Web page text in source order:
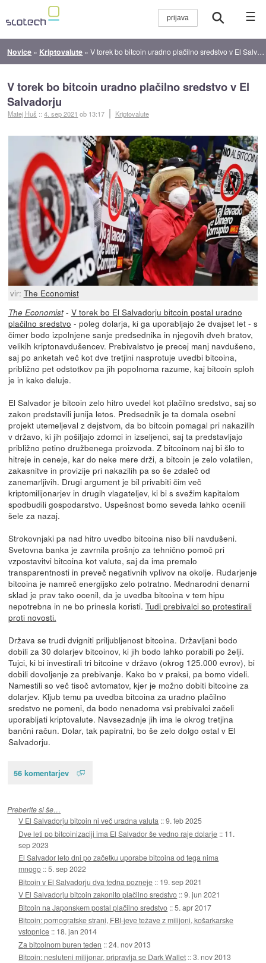
☰
Novice » Kriptovalute »V torek bo bitcoin uradno plačilno sredstvo v El Salvadorju
V torek bo bitcoin uradno plačilno sredstvo v El
Salvadorju
Matej Huš ::4. sep 2021 ob 13:17 Kriptovalute
vir: The Economist
The Economist- V torek bo El Salvadorju bitcoin postal uradno
plačilno sredstvo - poleg dolarja, ki ga uporabljajo že dvajset let - s
čimer bodo izpolnjene sanje predsednika in njegovih dveh bratov,
velikih kriptonavdušencev. Prebivalstvo je precej manj navdušeno,
saj po anketah več kot dve tretjini nasprotuje uvedbi bitcoina,
približno pet odstotkov pa jih popolnoma razume, kaj bitcoin sploh
je in kako deluje.
El Salvador je bitcoin zelo hitro uvedel kot plačilno sredstvo, saj so
zakon predstavili junija letos. Predsednik je ta domala osebni
projekt utemeljeval z dejstvom, da bo bitcoin pomagal pri nakazilih
v državo, ki jih pošiljajo zdomci in izseljenci, saj ta predstavljajo
približno petino družbenega proizvoda. Z bitcoinom naj bi šlo to
hitreje in ceneje, kar do neke mere drži, a bitcoin je zelo volatilen,
zakasnitve in provizije pri nakazilih pa so še zdaleč od
zanemarljivih. Drugi argument je bil privabiti čim več
kriptomilijonarjev in drugih vlagateljev, ki bi s svežim kapitalom
spodbudili gospodarstvo. Uspešnost bomo seveda lahko ocenili
šele za nazaj.
Strokovnjaki pa nad hitro uvedbo bitcoina niso bili navdušeni.
Svetovna banka je zavrnila prošnjo za tehnično pomoč pri
vzpostavitvi bitcoina kot valute, saj da ima premalo
transparentnosti in preveč negativnih vplivov na okolje. Rudarjenje
bitcoina je namreč energijsko zelo potratno. Mednarodni denarni
sklad je prav tako ocenil, da je uvedba bitcoina v tem hipu
nepotrebna in ne bo prinesla koristi. Tudi prebivalci so protestirali
proti novosti.
Država se trudi dvigniti priljubljenost bitcoina. Državljani bodo
dobili za 30 dolarjev bitcoinov, ki jih bodo lahko porabili po želji.
Tujci, ki bi investirali tri bitcoine v državo (okrog 125.000 evrov), bi
dobili dovoljenje za prebivanje. Kako bo v praksi, pa bomo videli.
Namestili so več tisoč avtomatov, kjer je možno dobiti bitcoine za
dolarjev. Kljub temu pa uvedba bitcoina za uradno plačilno
sredstvo ne pomeni, da bodo nenadoma vsi prebivalci začeli
uporabljati kriptovalute. Navsezadnje jih ima le okrog tretjina
bančni račun. Dolar, tak papiratni, bo še zelo dolgo ostal v El
Salvadorju.
56 komentarjev
Preberite si še…
V El Salvadorju bitcoin ni več uradna valuta ::9. feb 2025
Dve leti po bitcoinizaciji ima El Salvador še vedno raje dolarje :: 11.
sep 2023
El Salvador leto dni po začetku uporabe bitcoina od tega nima
mnogo ::5. sep 2022
Bitcoin v El Salvadorju dva tedna pozneje :: 19. sep 2021
V El Salvadorju bitcoin zakonito plačilno sredstvo ::9. jun 2021
Bitcoin na Japonskem postal plačilno sredstvo ::5. apr 2017
Bitcoin: pornografske strani, FBI-jeve težave z milijoni, košarkarske
vstopnice :: 18. jan 2014
Za bitcoinom buren teden ::24. nov 2013
Bitcoin: nesluteni milijonar, pripravlja se Dark Wallet ::3. nov 2013